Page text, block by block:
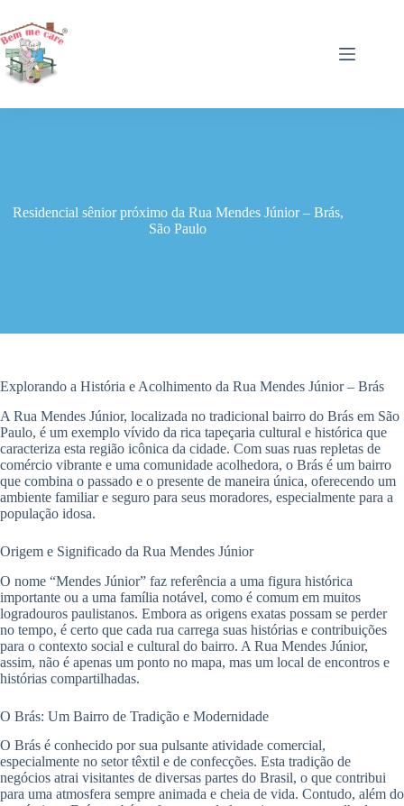
para
o
conteúdo
Residencial sênior próximo da Rua Mendes Júnior – Brás,
São Paulo
Explorando a História e Acolhimento da Rua Mendes Júnior – Brás
A Rua Mendes Júnior, localizada no tradicional bairro do Brás em São
Paulo, é um exemplo vívido da rica tapeçaria cultural e histórica que
caracteriza esta região icônica da cidade. Com suas ruas repletas de
comércio vibrante e uma comunidade acolhedora, o Brás é um bairro
que combina o passado e o presente de maneira única, oferecendo um
ambiente familiar e seguro para seus moradores, especialmente para a
população idosa.
Origem e Significado da Rua Mendes Júnior
O nome “Mendes Júnior” faz referência a uma figura histórica
importante ou a uma família notável, como é comum em muitos
logradouros paulistanos. Embora as origens exatas possam se perder
no tempo, é certo que cada rua carrega suas histórias e contribuições
para o contexto social e cultural do bairro. A Rua Mendes Júnior,
assim, não é apenas um ponto no mapa, mas um local de encontros e
histórias compartilhadas.
O Brás: Um Bairro de Tradição e Modernidade
O Brás é conhecido por sua pulsante atividade comercial,
especialmente no setor têxtil e de confecções. Esta tradição de
negócios atrai visitantes de diversas partes do Brasil, o que contribui
para uma atmosfera sempre animada e cheia de vida. Contudo, além do